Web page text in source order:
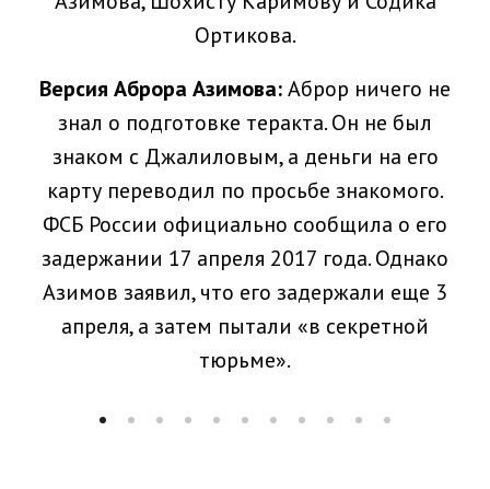
Ортикова.
Версия Аброра Азимова:Аброр ничего не
знал о подготовке теракта. Он не был
знаком с Джалиловым, а деньги на его
карту переводил по просьбе знакомого.
ФСБ России официально сообщила о его
задержании 17 апреля 2017 года. Однако
Азимов заявил, что его задержали еще 3
апреля, а затем пытали «в секретной
тюрьме».